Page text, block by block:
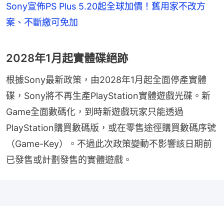
Sony宣佈PS Plus 5.20起全球加價！舊用家不改方
案、不斷繳可免加
2028年1月起實體碟絕跡
根據Sony最新政策，由2028年1月起全面停產實體
碟，Sony將不再生產PlayStation實體遊戲光碟。新
Game全面數碼化，到時新遊戲玩家只能透過
PlayStation購買數碼版，或在零售途徑購買數碼序號
（Game-Key）。不過此次政策變動不影響該日期前
已發售或計劃發售的實體遊戲。